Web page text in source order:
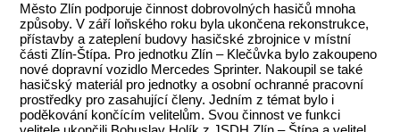
Město Zlín podporuje činnost dobrovolných hasičů mnoha
způsoby. V září loňského roku byla ukončena rekonstrukce,
přístavby a zateplení budovy hasičské zbrojnice v místní
části Zlín-Štípa. Pro jednotku Zlín – Klečůvka bylo zakoupeno
nové dopravní vozidlo Mercedes Sprinter. Nakoupil se také
hasičský materiál pro jednotky a osobní ochranné pracovní
prostředky pro zasahující členy. Jedním z témat bylo i
poděkování končícím velitelům. Svou činnost ve funkci